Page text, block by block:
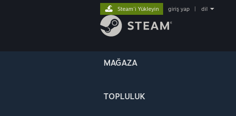
MAĞAZA
TOPLULUK
Steam'i Yükleyin giriş yap dil